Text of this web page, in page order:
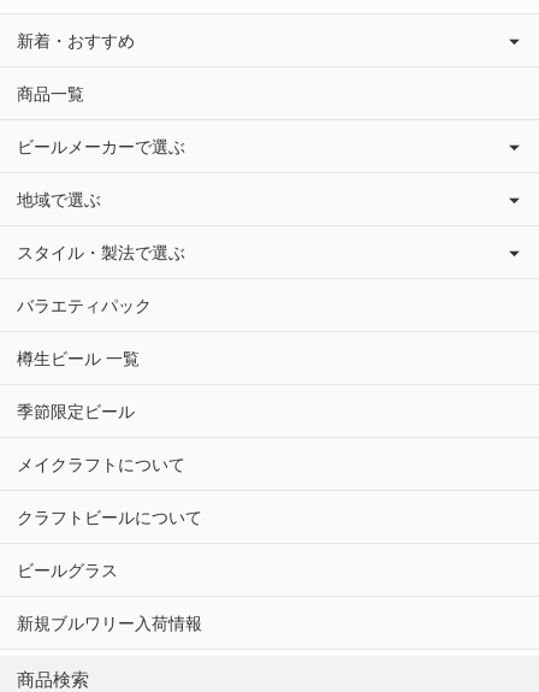
新着・おすすめ
商品一覧
ビールメーカーで選ぶ
地域で選ぶ
スタイル・製法で選ぶ
バラエティパック
樽生ビール 一覧
季節限定ビール
メイクラフトについて
クラフトビールについて
ビールグラス
新規ブルワリー入荷情報
商品検索